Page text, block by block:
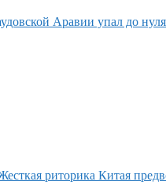
Аравии упал до нуля
риторика Китая